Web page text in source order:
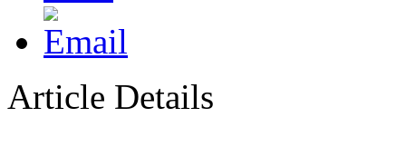
Article Details